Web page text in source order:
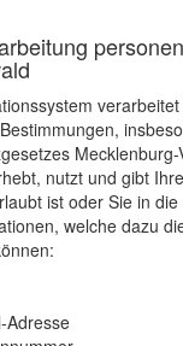
nutzt und gibt
ist oder Sie in
welche dazu
Adresse